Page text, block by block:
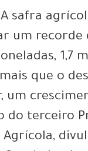
A safra
um recorde
1,7
que o
um
do terceiro
Agrícola,